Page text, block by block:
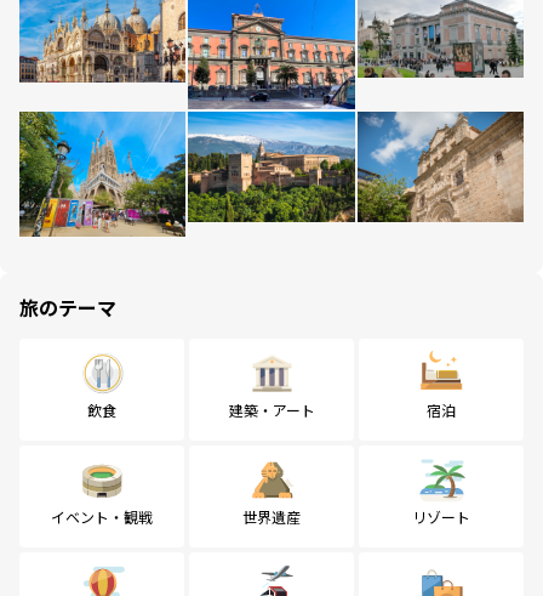
旅のテーマ
飲食 建築・アート 宿泊
イベント・観戦 世界遺産 リゾート